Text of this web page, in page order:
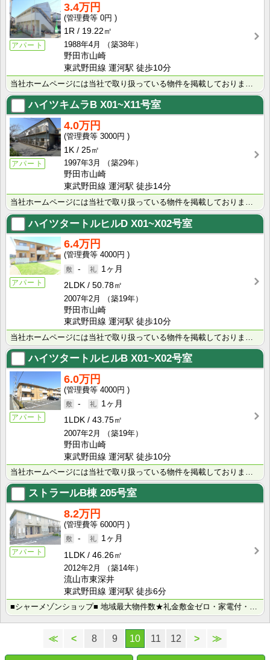
アパート
3.4万円
0円
1R
19.22㎡
1988年4月
（築38年）
野田市山崎
東武野田線 運河駅 徒歩10分
ハイツキムラB X01~X11号室
アパート
4.0万円
3000円
1K
25㎡
1997年3月
（築29年）
野田市山崎
東武野田線 運河駅 徒歩14分
ハイツタートルヒルD X01~X02号室
アパート
6.4万円
4000円
-
1ヶ月
2LDK
50.78㎡
2007年2月
（築19年）
野田市山崎
東武野田線 運河駅 徒歩10分
ハイツタートルヒルB X01~X02号室
アパート
6.0万円
4000円
-
1ヶ月
1LDK
43.75㎡
2007年2月
（築19年）
野田市山崎
東武野田線 運河駅 徒歩10分
当社ホームページには当社で取り扱っている物件を掲載しております。 現在の募集状況に関しては、スタッフ･･･
ストラールB棟205号室
アパート
8.2万円
6000円
-
1ヶ月
1LDK
46.26㎡
2012年2月
（築14年）
流山市東深井
東武野田線 運河駅 徒歩6分
■シャーメゾンショップ■ 地域最大物件数★礼金敷金ゼロ・家電付・大手ハウスメーカー施工物件・学生様向･･･
≪ < 8 9 10 11 12 > ≫